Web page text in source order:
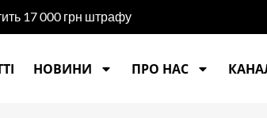
17 000 грн штрафу
НОВИНИ ПРО НАС